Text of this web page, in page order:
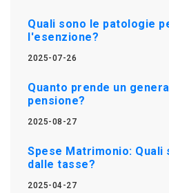
Quali sono le patologie
l'esenzione?
2025-07-26
Quanto prende un
pensione?
2025-08-27
Spese Matrimonio: Quali
dalle tasse?
2025-04-27